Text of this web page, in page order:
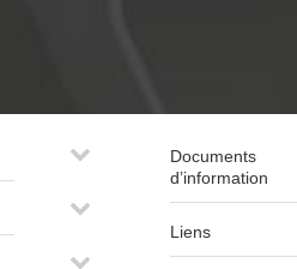
Documents
d’information
Liens